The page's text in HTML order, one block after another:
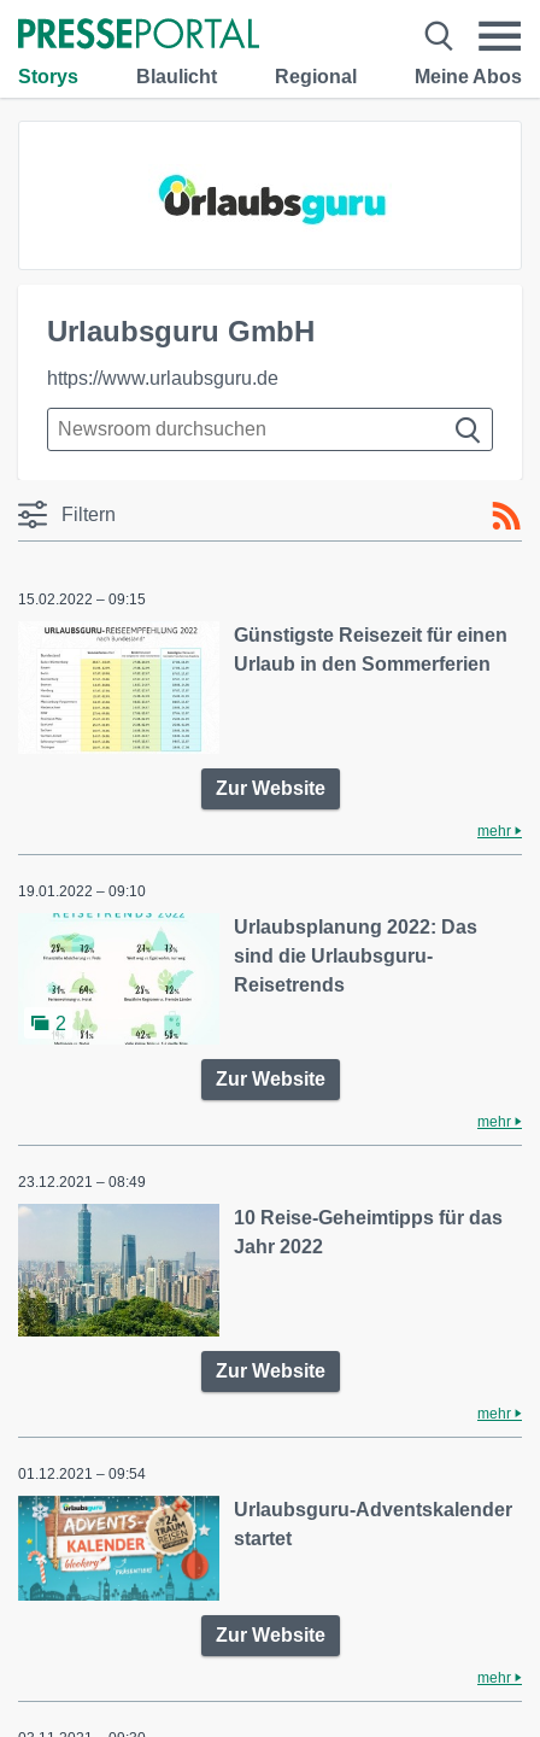
Storys Blaulicht Regional Meine Abos
Urlaubsguru GmbH
https://www.urlaubsguru.de
Filtern
15.02.2022 – 09:15
Günstigste Reisezeit für einen
Urlaub in den Sommerferien
Zur Website
mehr
19.01.2022 – 09:10
2
Urlaubsplanung 2022: Das
sind die Urlaubsguru-
Reisetrends
Zur Website
mehr
23.12.2021 – 08:49
10 Reise-Geheimtipps für das
Jahr 2022
Zur Website
mehr
01.12.2021 – 09:54
Urlaubsguru-Adventskalender
startet
Zur Website
mehr